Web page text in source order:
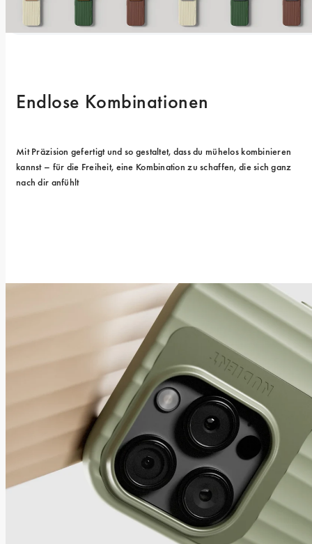
Endlose Kombinationen
Mit Präzision gefertigt und so gestaltet, dass du mühelos kombinieren
kannst – für die Freiheit, eine Kombination zu schaffen, die sich ganz
nach dir anfühlt